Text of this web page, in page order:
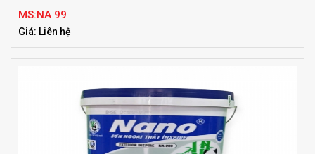
MS:NA 99
Giá: Liên hệ